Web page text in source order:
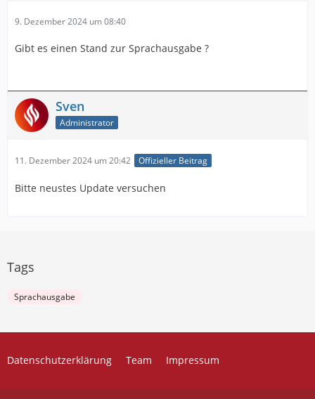
9. Dezember 2024 um 08:40
Gibt es einen Stand zur Sprachausgabe ?
Sven
Administrator
11. Dezember 2024 um 20:42 Offizieller Beitrag
Bitte neustes Update versuchen
Tags
Sprachausgabe
Datenschutzerklärung Team Impressum